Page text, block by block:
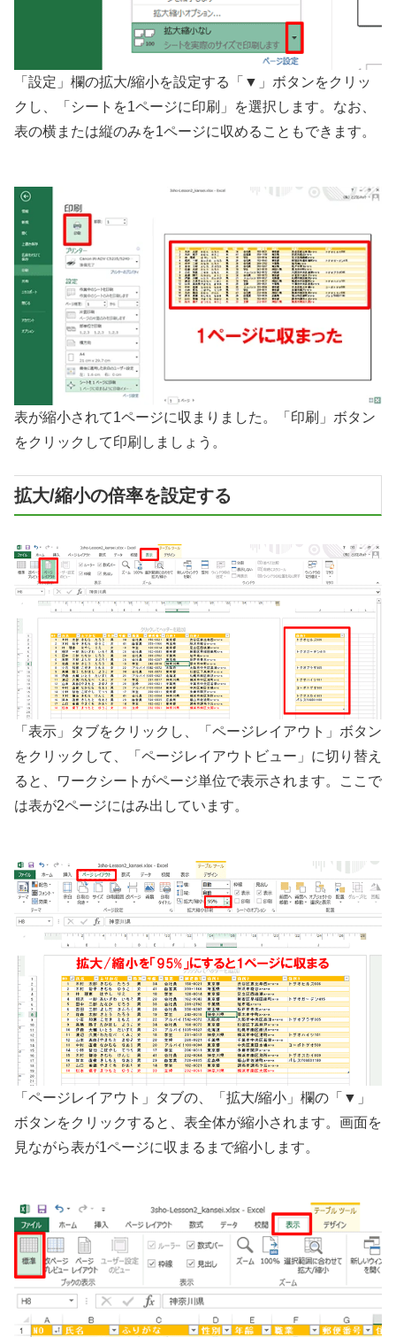
「設定」欄の拡大/縮小を設定する「▼」ボタンをクリッ
クし、「シートを1ページに印刷」を選択します。なお、
表の横または縦のみを1ページに収めることもできます。
表が縮小されて1ページに収まりました。「印刷」ボタン
をクリックして印刷しましょう。
拡大/縮小の倍率を設定する
「表示」タブをクリックし、「ページレイアウト」ボタン
をクリックして、「ページレイアウトビュー」に切り替え
ると、ワークシートがページ単位で表示されます。ここで
は表が2ページにはみ出しています。
「ページレイアウト」タブの、「拡大/縮小」欄の「▼」
ボタンをクリックすると、表全体が縮小されます。画面を
見ながら表が1ページに収まるまで縮小します。